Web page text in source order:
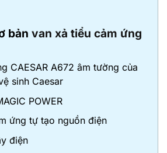
bản van xả tiểu cảm ứng
CAESAR A672 âm tường của
sinh Caesar
POWER
ứng tự tạo nguồn điện
điện